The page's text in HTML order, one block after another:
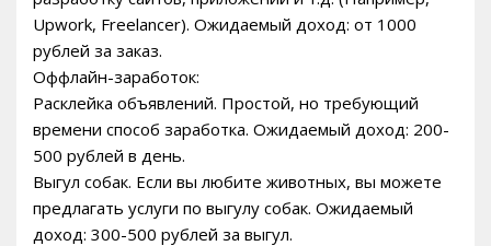
Upwork, Freelancer). Ожидаемый доход: от 1000
рублей за заказ.
Оффлайн-заработок:
Расклейка объявлений. Простой, но требующий
времени способ заработка. Ожидаемый доход: 200-
500 рублей в день.
Выгул собак. Если вы любите животных, вы можете
предлагать услуги по выгулу собак. Ожидаемый
доход: 300-500 рублей за выгул.